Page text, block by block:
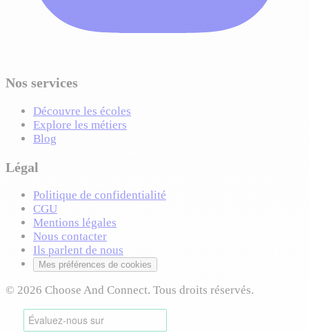
Nos services
Découvre les écoles
Explore les métiers
Blog
Légal
Politique de confidentialité
CGU
Mentions légales
Nous contacter
Ils parlent de nous
Mes préférences de cookies
© 2026 Choose And Connect. Tous droits réservés.